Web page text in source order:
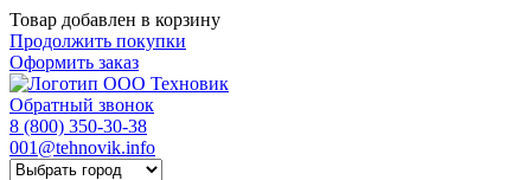
Товар добавлен в корзину
Продолжить покупки
Оформить заказ
Обратный звонок
8 (800) 350-30-38
001@tehnovik.info